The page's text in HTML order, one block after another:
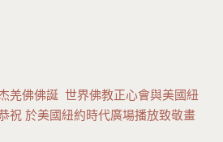
羌佛佛誕 世界佛教正心會與美國紐
祝 於美國紐約時代廣場播放致敬畫